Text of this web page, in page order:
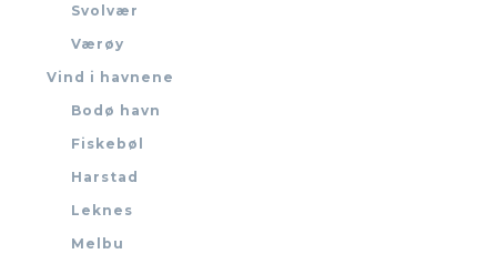
Svolvær
Værøy
Vind i havnene
Bodø havn
Fiskebøl
Harstad
Leknes
Melbu